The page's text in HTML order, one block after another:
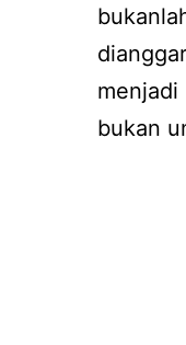
menjadi
bukan